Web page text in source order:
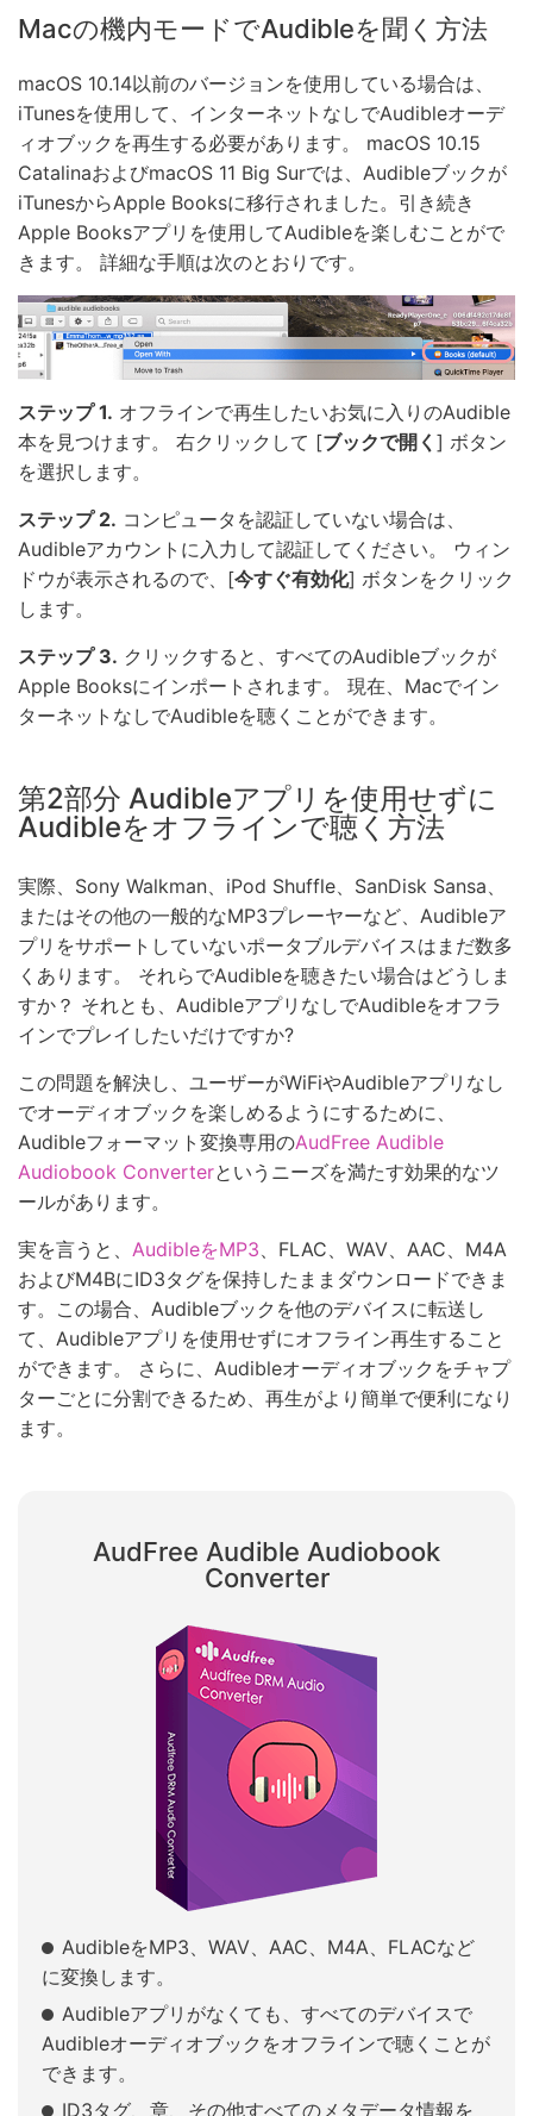
Macの機内モードでAudibleを聞く方法
macOS 10.14以前のバージョンを使用している場合は、
iTunesを使用して、インターネットなしでAudibleオーデ
ィオブックを再生する必要があります。 macOS 10.15
CatalinaおよびmacOS 11 Big Surでは、Audibleブックが
iTunesからApple Booksに移行されました。引き続き
Apple Booksアプリを使用してAudibleを楽しむことがで
きます。 詳細な手順は次のとおりです。
ステップ 1. オフラインで再生したいお気に入りのAudible
本を見つけます。 右クリックして [ブックで開く ] ボタン
を選択します。
ステップ 2. コンピュータを認証していない場合は、
Audibleアカウントに入力して認証してください。 ウィン
ドウが表示されるので、[今すぐ有効化] ボタンをクリック
します。
ステップ 3. クリックすると、すべてのAudibleブックが
Apple Booksにインポートされます。 現在、Macでイン
ターネットなしでAudibleを聴くことができます。
第2部分 Audibleアプリを使用せずに
Audibleをオフラインで聴く方法
実際、Sony Walkman、iPod Shuffle、SanDisk Sansa、
またはその他の一般的なMP3プレーヤーなど、Audibleア
プリをサポートしていないポータブルデバイスはまだ数多
くあります。 それらでAudibleを聴きたい場合はどうしま
すか？ それとも、AudibleアプリなしでAudibleをオフラ
インでプレイしたいだけですか?
この問題を解決し、ユーザーがWiFiやAudibleアプリなし
でオーディオブックを楽しめるようにするために、
Audibleフォーマット変換専用のAudFree Audible
Audiobook Converterというニーズを満たす効果的なツ
ールがあります。
実を言うと、 AudibleをMP3、FLAC、WAV、AAC、M4A
およびM4BにID3タグを保持したままダウンロードできま
す。この場合、Audibleブックを他のデバイスに転送し
て、Audibleアプリを使用せずにオフライン再生すること
ができます。 さらに、Audibleオーディオブックをチャプ
ターごとに分割できるため、再生がより簡単で便利になり
ます。
AudFree Audible Audiobook
Converter
AudibleをMP3、WAV、AAC、M4A、FLACなど
に変換します。
Audibleアプリがなくても、すべてのデバイスで
Audibleオーディオブックをオフラインで聴くことが
できます。
ID3タグ、章、その他すべてのメタデータ情報を